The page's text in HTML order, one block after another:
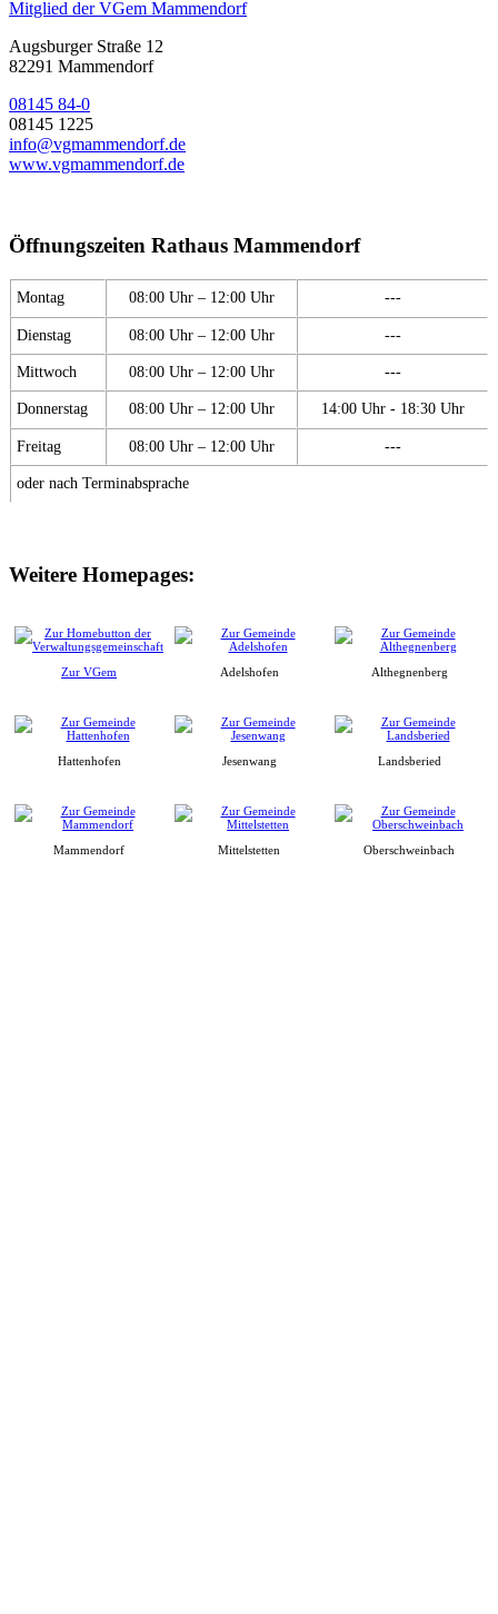
Mitglied der VGem Mammendorf
Augsburger Straße 12
82291 Mammendorf
08145 84-0
08145 1225
info@vgmammendorf.de
www.vgmammendorf.de
Öffnungszeiten Rathaus Mammendorf
Montag 08:00 Uhr – 12:00 Uhr ---
Dienstag 08:00 Uhr – 12:00 Uhr ---
Mittwoch 08:00 Uhr – 12:00 Uhr ---
Donnerstag 08:00 Uhr – 12:00 Uhr 14:00 Uhr - 18:30 Uhr
Freitag 08:00 Uhr – 12:00 Uhr ---
oder nach Terminabsprache
Weitere Homepages:
Zur VGem Adelshofen Althegnenberg
Hattenhofen Jesenwang Landsberied
Mammendorf Mittelstetten Oberschweinbach